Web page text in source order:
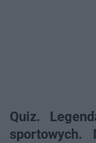
Quiz.
sportowych.